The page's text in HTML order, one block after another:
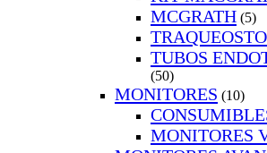
MCGRATH (5)
TUBOS
(50)
MONITORES (10)
MONITORES